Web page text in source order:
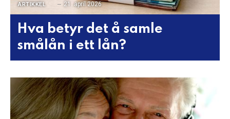
ARTIKKEL 21. april 2026
Hva betyr det å samle
smålån i ett lån?